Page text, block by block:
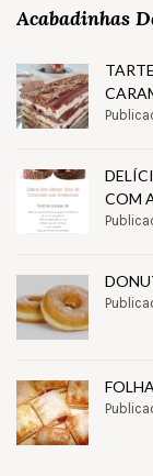
Acabadinhas
COM